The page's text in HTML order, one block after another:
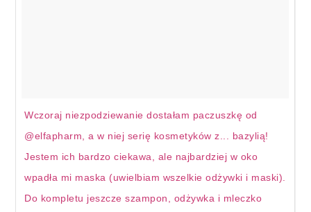
Wczoraj niezpodziewanie dostałam paczuszkę od
@elfapharm, a w niej serię kosmetyków z... bazylią!
Jestem ich bardzo ciekawa, ale najbardziej w oko
wpadła mi maska (uwielbiam wszelkie odżywki i maski).
Do kompletu jeszcze szampon, odżywka i mleczko